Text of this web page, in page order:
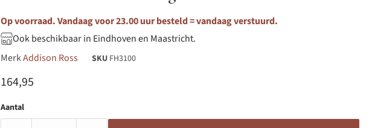
Op voorraad. Vandaag voor 23.00 uur besteld = vandaag verstuurd.
Ook beschikbaar in Eindhoven en Maastricht.
MerkAddison Ross SKU FH3100
Huidige prijs
164,95
Aantal